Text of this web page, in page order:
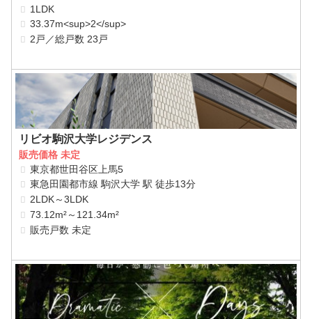
1LDK
33.37m<sup>2</sup>
2戸／総戸数 23戸
リビオ駒沢大学レジデンス
販売価格 未定
東京都世田谷区上馬5
東急田園都市線 駒沢大学 駅 徒歩13分
2LDK～3LDK
73.12m²～121.34m²
販売戸数 未定